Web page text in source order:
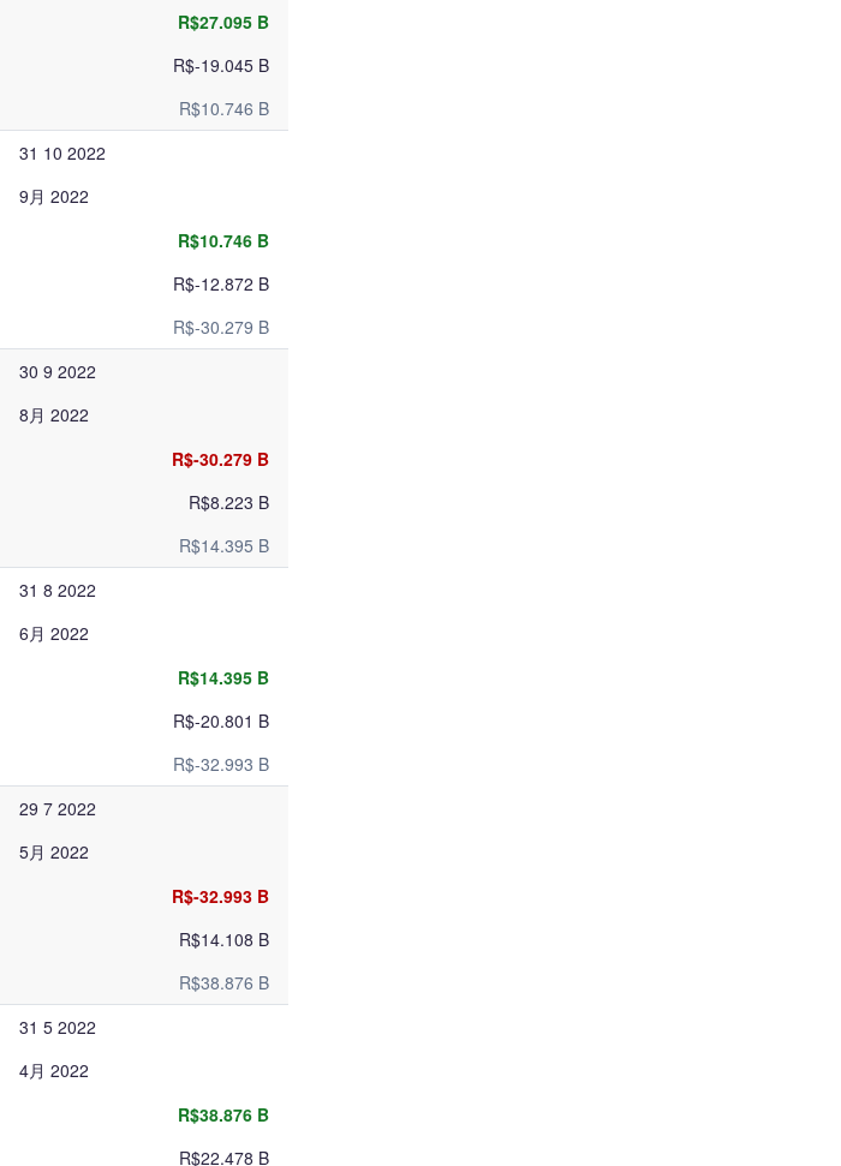
R$27.095 B
R$-19.045 B
R$10.746 B
31 10 2022
9月 2022
R$10.746 B
R$-12.872 B
R$-30.279 B
30 9 2022
8月 2022
R$-30.279 B
R$8.223 B
R$14.395 B
31 8 2022
6月 2022
R$14.395 B
R$-20.801 B
R$-32.993 B
29 7 2022
5月 2022
R$-32.993 B
R$14.108 B
R$38.876 B
31 5 2022
4月 2022
R$38.876 B
R$22.478 B